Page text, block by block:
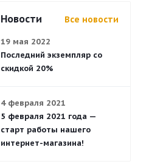
Новости Все новости
19 мая 2022
Последний экземпляр со
скидкой 20%
4 февраля 2021
5 февраля 2021 года —
старт работы нашего
интернет-магазина!